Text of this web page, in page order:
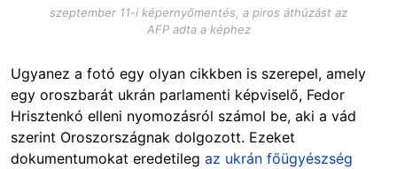
szeptember 11-i képernyőmentés, a piros áthúzást az
AFP adta a képhez
Ugyanez a fotó egy olyan cikkben is szerepel, amely
egy oroszbarát ukrán parlamenti képviselő, Fedor
Hrisztenkó elleni nyomozásról számol be, aki a vád
szerint Oroszországnak dolgozott. Ezeket
dokumentumokat eredetileg az ukrán főügyészség